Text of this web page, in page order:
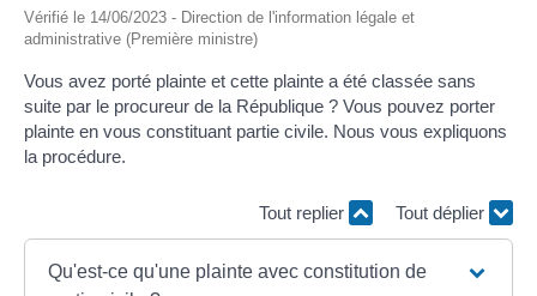
Vérifié le 14/06/2023 - Direction de l'information légale et
administrative (Première ministre)
Vous avez porté plainte et cette plainte a été classée sans
suite par le procureur de la République ? Vous pouvez porter
plainte en vous constituant partie civile. Nous vous expliquons
la procédure.
Tout replier Tout déplier
Qu'est-ce qu'une plainte avec constitution de